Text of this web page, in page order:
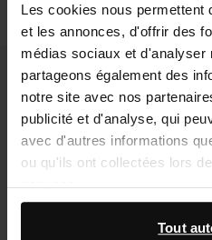
Les cookies nous permettent
et les annonces, d'offrir des
médias sociaux et d'analyser
partageons également des
notre site avec nos
publicité et d'analyse, qui
avec d'autres informations
ou qu'ils ont collectées lors
services.
En outre, nous travaillons
Tout